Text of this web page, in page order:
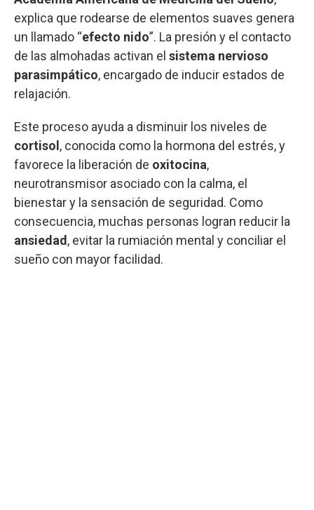
explica que rodearse de elementos suaves genera
un llamado “efecto nido”. La presión y el contacto
de las almohadas activan el sistema nervioso
parasimpático, encargado de inducir estados de
relajación.
Este proceso ayuda a disminuir los niveles de
cortisol , conocida como la hormona del estrés, y
favorece la liberación de oxitocina,
neurotransmisor asociado con la calma, el
bienestar y la sensación de seguridad. Como
consecuencia, muchas personas logran reducir la
ansiedad , evitar la rumiación mental y conciliar el
sueño con mayor facilidad.